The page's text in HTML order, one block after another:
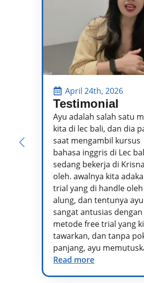
April 24th, 2026
Testimonial
Ayu adalah salah satu
kita di lec bali, dan dia
saat mengambil kursus
bahasa inggris di Lec
sedang bekerja di
oleh. awalnya kita
trial yang di handle
alung, dan tentunya ayu
sangat antusias dengan
metode free trial yang
tawarkan, dan tanpa
panjang, ayu
Read more